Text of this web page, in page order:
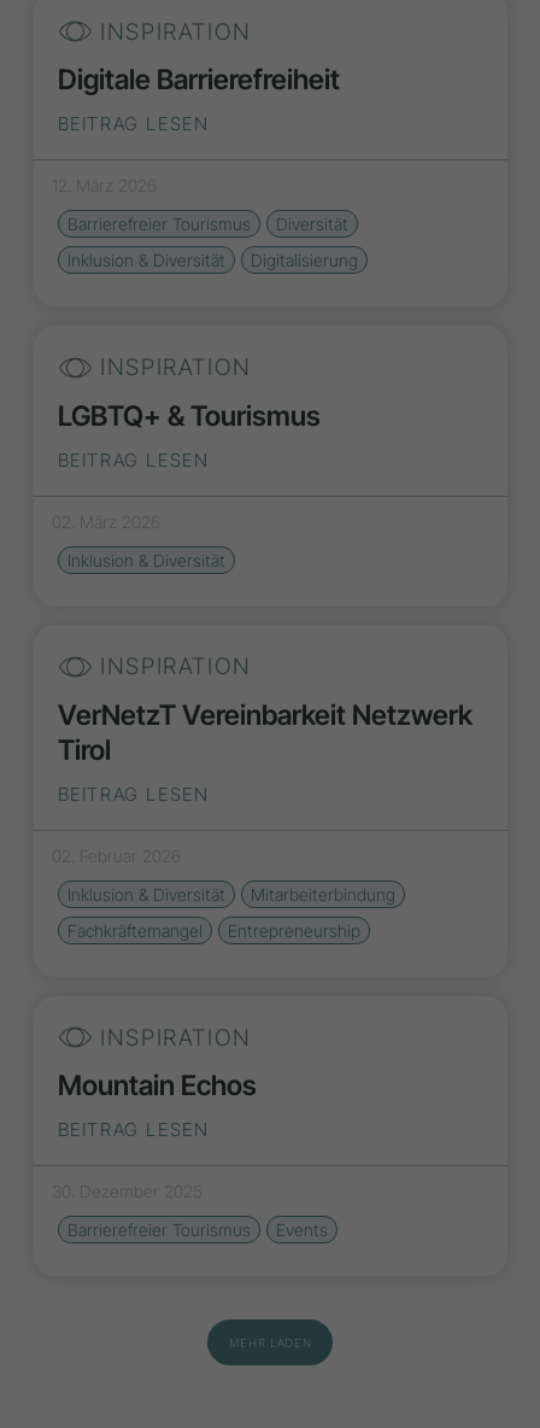
INSPIRATION
Digitale Barrierefreiheit
BEITRAG LESEN
12. März 2026
Barrierefreier Tourismus
Diversität
Inklusion & Diversität
Digitalisierung
INSPIRATION
LGBTQ+ & Tourismus
BEITRAG LESEN
02. März 2026
Inklusion & Diversität
INSPIRATION
VerNetzT Vereinbarkeit Netzwerk
Tirol
BEITRAG LESEN
02. Februar 2026
Inklusion & Diversität
Mitarbeiterbindung
Fachkräftemangel
Entrepreneurship
INSPIRATION
Mountain Echos
BEITRAG LESEN
30. Dezember 2025
Barrierefreier Tourismus
Events
MEHR LADEN